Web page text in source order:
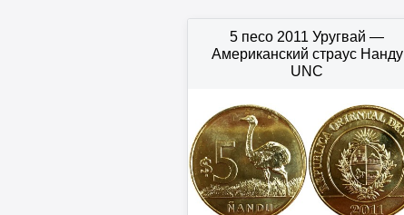
5 песо 2011 Уругвай —
Американский страус Нанду
UNC